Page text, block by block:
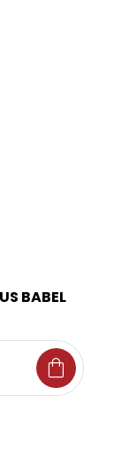
BABEL
shopping_bag